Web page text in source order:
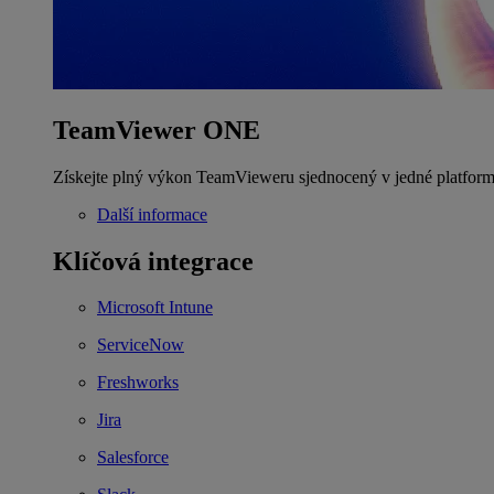
TeamViewer ONE
Získejte plný výkon TeamVieweru sjednocený v jedné
Další informace
Klíčová integrace
Microsoft Intune
ServiceNow
Freshworks
Jira
Salesforce